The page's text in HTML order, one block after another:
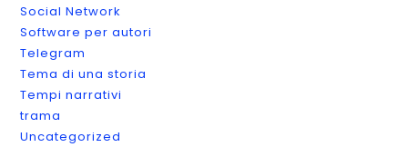
Social Network
Software per autori
Telegram
Tema di una storia
Tempi narrativi
trama
Uncategorized